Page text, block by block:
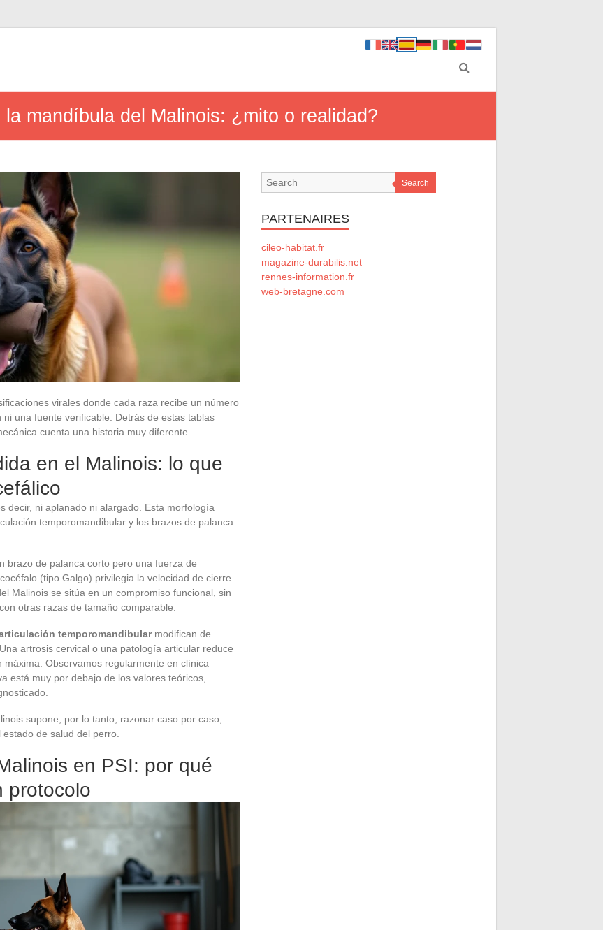
mandíbula del Malinois: ¿mito o realidad?
virales donde cada raza recibe un número
una fuente verificable. Detrás de estas tablas
cuenta una historia muy diferente.
en el Malinois: lo que
decir, ni aplanado ni alargado. Esta morfología
temporomandibular y los brazos de palanca
brazo de palanca corto pero una fuerza de
(tipo Galgo) privilegia la velocidad de cierre
Malinois se sitúa en un compromiso funcional, sin
otras razas de tamaño comparable.
temporomandibularmodifican de
artrosis cervical o una patología articular reduce
Observamos regularmente en clínica
está muy por debajo de los valores teóricos,
supone, por lo tanto, razonar caso por caso,
de salud del perro.
en PSI: por qué
protocolo
Search
PARTENAIRES
cileo-habitat.fr
magazine-durabilis.net
rennes-information.fr
web-bretagne.com